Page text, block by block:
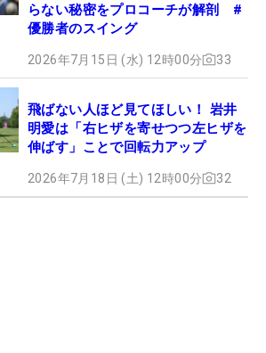
らない秘密をプロコーチが解剖 #
優勝者のスイング
2026年7月15日 (水) 12時00分 33
飛ばない人ほど見てほしい！ 岩井
明愛は「右ヒザを寄せつつ左ヒザを
伸ばす」ことで回転力アップ
2026年7月18日 (土) 12時00分 32